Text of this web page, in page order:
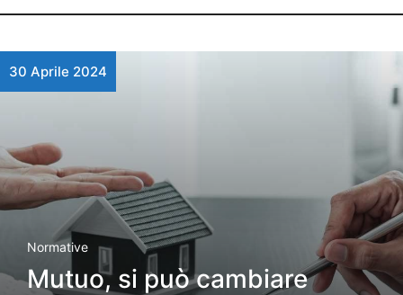
30 Aprile 2024
Normative
Mutuo, si può cambiare